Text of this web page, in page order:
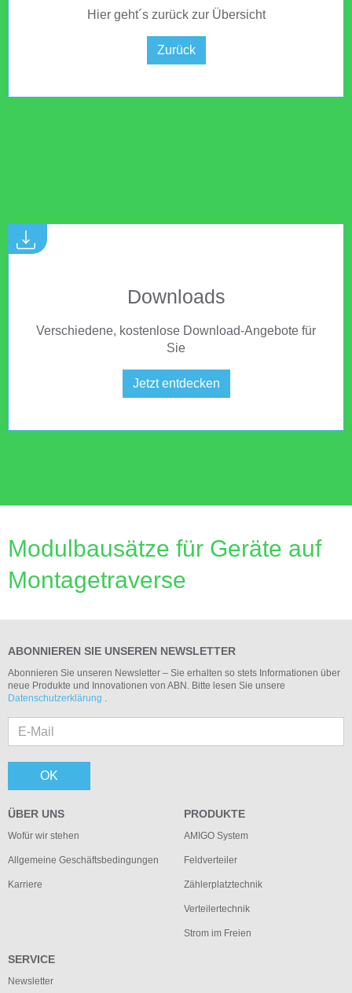
Hier geht´s zurück zur Übersicht
Zurück
Downloads
Verschiedene, kostenlose Download-Angebote für
Sie
Jetzt entdecken
Modulbausätze für Geräte auf
Montagetraverse
ABONNIEREN SIE UNSEREN NEWSLETTER
Abonnieren Sie unseren Newsletter – Sie erhalten so stets Informationen über
neue Produkte und Innovationen von ABN. Bitte lesen Sie unsere
Datenschutzerklärung .
OK
ÜBER UNS
Wofür wir stehen
Allgemeine Geschäftsbedingungen
Karriere
PRODUKTE
AMIGO System
Feldverteiler
Zählerplatztechnik
Verteilertechnik
Strom im Freien
SERVICE
Newsletter